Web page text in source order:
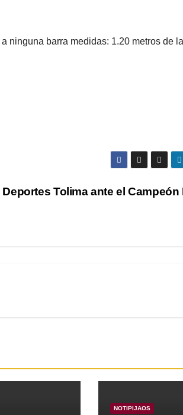
ninguna barra medidas: 1.20 metros de
Deportes Tolima ante el
NOTIPIJAOS